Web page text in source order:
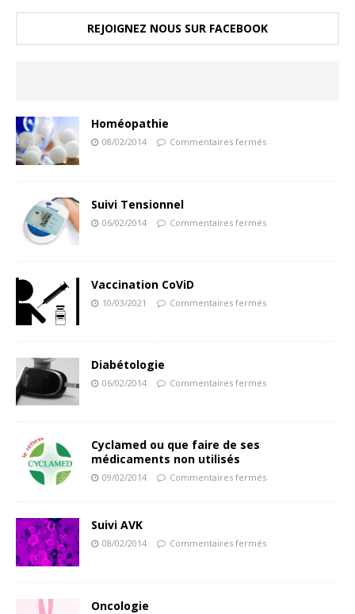
REJOIGNEZ NOUS SUR FACEBOOK
Homéopathie
08/02/2014 Commentaires fermés
Suivi Tensionnel
06/02/2014 Commentaires fermés
Vaccination CoViD
10/03/2021 Commentaires fermés
Diabétologie
06/02/2014 Commentaires fermés
Cyclamed ou que faire de ses
médicaments non utilisés
09/02/2014 Commentaires fermés
Suivi AVK
08/02/2014 Commentaires fermés
Oncologie